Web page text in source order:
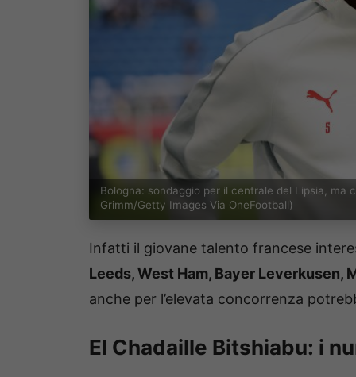
Bologna: sondaggio per il centrale del Lipsia, ma
Grimm/Getty Images Via OneFootball)
Infatti il giovane talento francese
Leeds, West Ham, Bayer Leverkusen,
anche per l’elevata concorrenza
El Chadaille Bitshiabu: i